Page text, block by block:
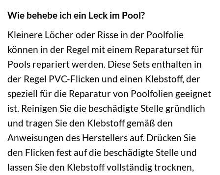
Wie behebe ich ein Leck im Pool?
Kleinere Löcher oder Risse in der Poolfolie
können in der Regel mit einem Reparaturset für
Pools repariert werden. Diese Sets enthalten in
der Regel PVC-Flicken und einen Klebstoff, der
speziell für die Reparatur von Poolfolien geeignet
ist. Reinigen Sie die beschädigte Stelle gründlich
und tragen Sie den Klebstoff gemäß den
Anweisungen des Herstellers auf. Drücken Sie
den Flicken fest auf die beschädigte Stelle und
lassen Sie den Klebstoff vollständig trocknen,